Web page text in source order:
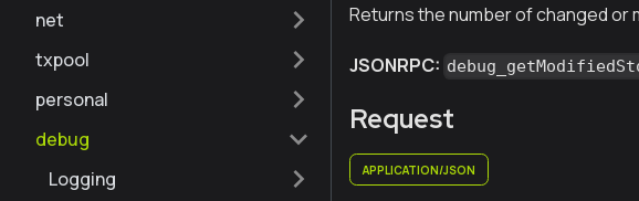
net
txpool
personal
debug
Logging
Returns the number of changed or
JSONRPC:
Request
APPLICATION/JSON